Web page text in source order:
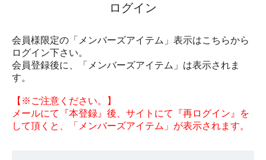
ログイン
会員様限定の「メンバーズアイテム」表示はこちらから
ログイン下さい。
会員登録後に、「メンバーズアイテム」は表示されま
す。
【※ご注意ください。】
メールにて『本登録』後、サイトにて『再ログイン』を
して頂くと、「メンバーズアイテム」が表示されます。